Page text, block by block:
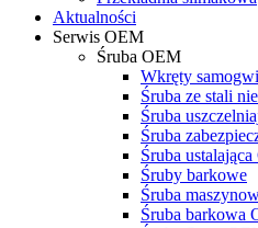
Aktualności
Serwis OEM
Śruba OEM
Wkręty
Śruba ze stali
Śruba
Śruba
Śruba
Śruby barkowe
Śruba
Śruba barkowa